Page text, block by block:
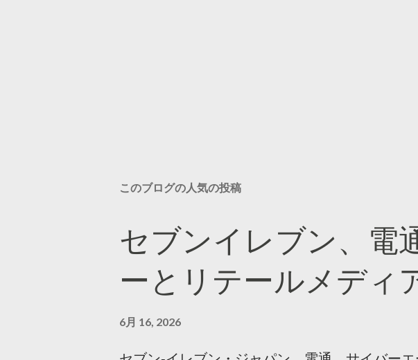
このブログの人気の投稿
セブンイレブン、電
ーとリテールメディ
6月 16, 2026